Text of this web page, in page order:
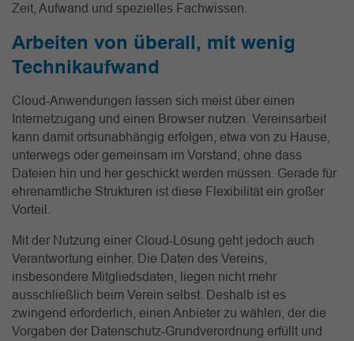
Zeit, Aufwand und spezielles Fachwissen.
Arbeiten von überall, mit wenig
Technikaufwand
Cloud-Anwendungen lassen sich meist über einen
Internetzugang und einen Browser nutzen. Vereinsarbeit
kann damit ortsunabhängig erfolgen, etwa von zu Hause,
unterwegs oder gemeinsam im Vorstand, ohne dass
Dateien hin und her geschickt werden müssen. Gerade für
ehrenamtliche Strukturen ist diese Flexibilität ein großer
Vorteil.
Mit der Nutzung einer Cloud-Lösung geht jedoch auch
Verantwortung einher. Die Daten des Vereins,
insbesondere Mitgliedsdaten, liegen nicht mehr
ausschließlich beim Verein selbst. Deshalb ist es
zwingend erforderlich, einen Anbieter zu wählen, der die
Vorgaben der Datenschutz-Grundverordnung erfüllt und